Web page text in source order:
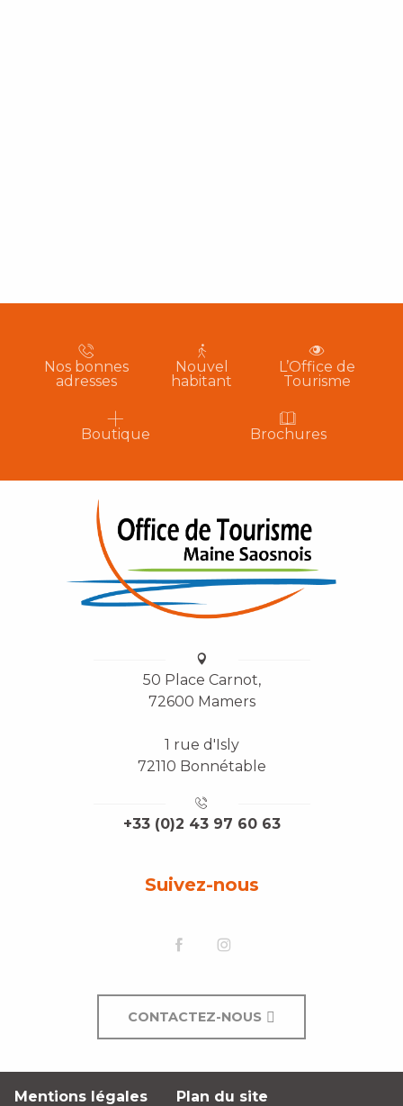
Nos bonnes
adresses
Nouvel
habitant
L’Office de
Tourisme
Boutique Brochures
50 Place Carnot,
72600 Mamers
1 rue d'Isly
72110 Bonnétable
+33 (0)2 43 97 60 63
Suivez-nous
CONTACTEZ-NOUS
Mentions légales Plan du site